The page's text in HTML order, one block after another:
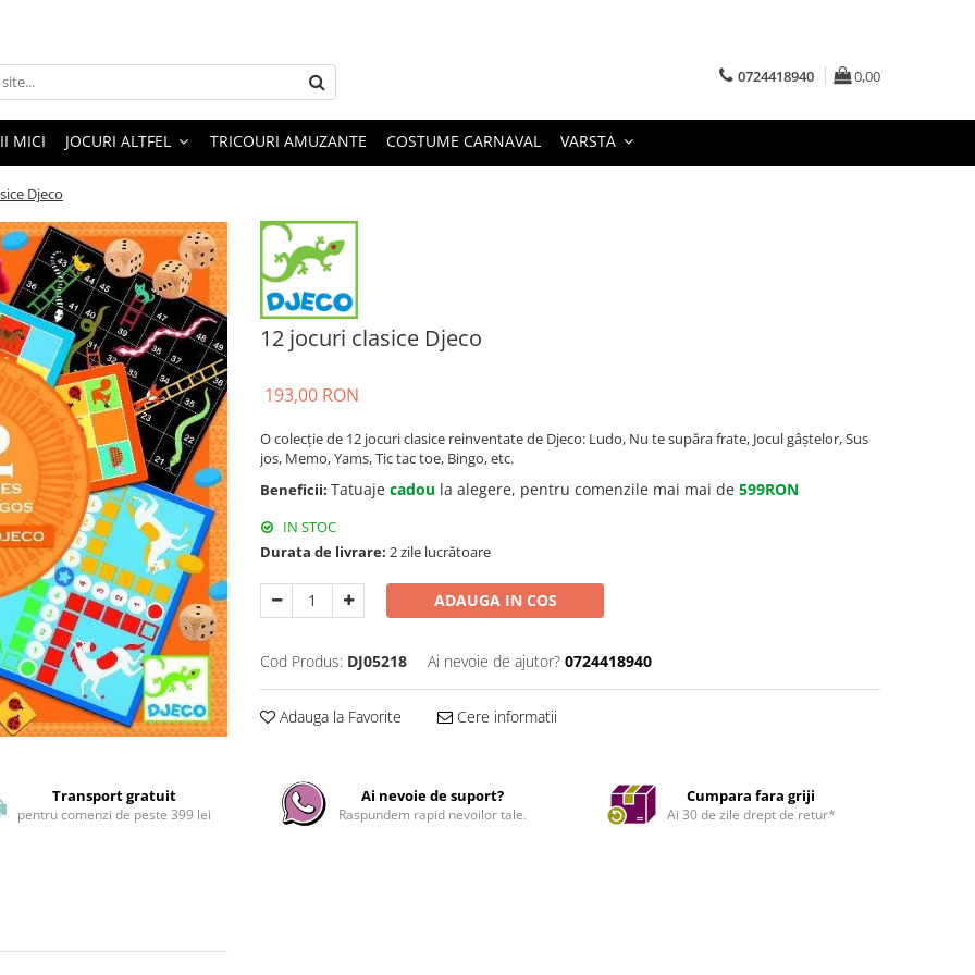
0724418940 0,00
MICI JOCURI ALTFEL TRICOURI AMUZANTE COSTUME CARNAVAL VARSTA
Djeco
12 jocuri clasice Djeco
193,00 RON
O colecție de 12 jocuri clasice reinventate de Djeco: Ludo, Nu te supăra frate, Jocul gâștelor, Sus
jos, Memo, Yams, Tic tac toe, Bingo, etc.
Beneficii: Tatuaje cadou la alegere, pentru comenzile mai mai de 599RON
IN STOC
Durata de livrare: 2 zile lucrătoare
ADAUGA IN COS
Cod Produs: DJ05218 Ai nevoie de ajutor? 0724418940
Adauga la Favorite Cere informatii
Transport gratuit
pentru comenzi de peste 399 lei
Ai nevoie de suport?
Raspundem rapid nevoilor tale.
Cumpara fara griji
Ai 30 de zile drept de retur*